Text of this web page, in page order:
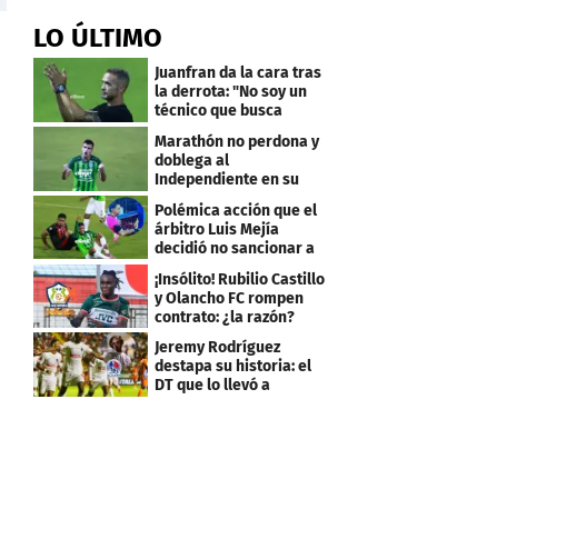
LO ÚLTIMO
Juanfran da la cara tras
la derrota: "No soy un
técnico que busca
excusas"
Marathón no perdona y
doblega al
Independiente en su
bienvenida a primera
Polémica acción que el
árbitro Luis Mejía
decidió no sancionar a
Independiente
¡Insólito! Rubilio Castillo
y Olancho FC rompen
contrato: ¿la razón?
Jeremy Rodríguez
destapa su historia: el
DT que lo llevó a